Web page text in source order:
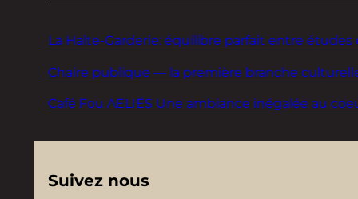
La Halte-Garderie: équilibre parfait entre
Chaire publique — la première branche culturelle
Café Fou AELIÉS Une ambiance inégalée au
Suivez nous